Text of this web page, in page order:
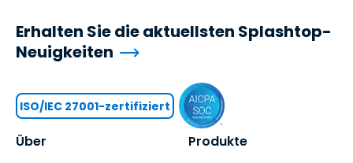
Über Produkte
Erhalten Sie die aktuellsten Splashtop-
Neuigkeiten
ISO/IEC 27001-zertifiziert